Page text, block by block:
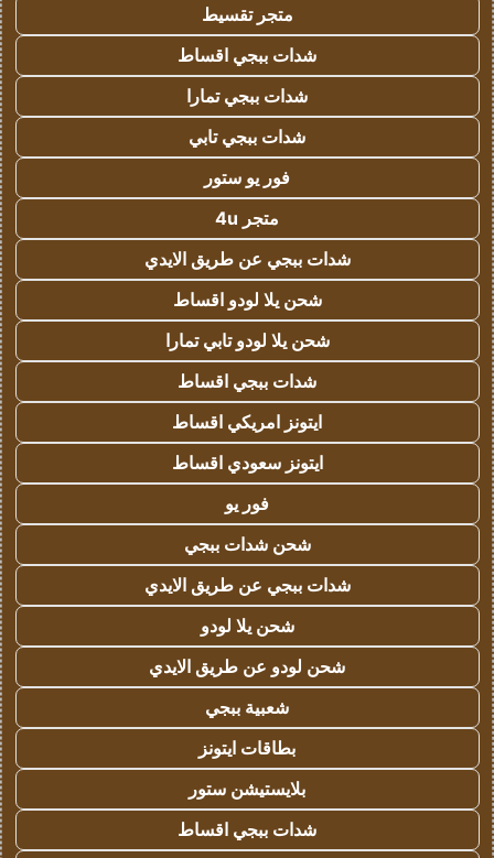
متجر تقسيط
شدات ببجي اقساط
شدات ببجي تمارا
شدات ببجي تابي
فور يو ستور
متجر 4u
شدات ببجي عن طريق الايدي
شحن يلا لودو اقساط
شحن يلا لودو تابي تمارا
شدات ببجي اقساط
ايتونز امريكي اقساط
ايتونز سعودي اقساط
فور يو
شحن شدات ببجي
شدات ببجي عن طريق الايدي
شحن يلا لودو
شحن لودو عن طريق الايدي
شعبية ببجي
بطاقات ايتونز
بلايستيشن ستور
شدات ببجي اقساط